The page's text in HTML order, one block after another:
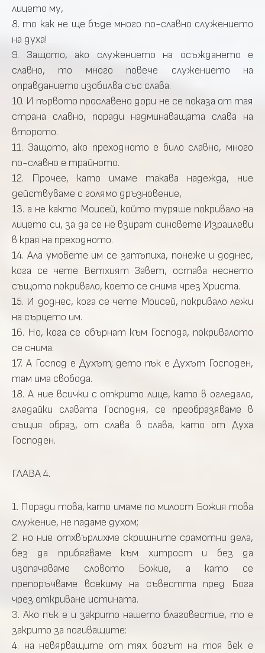
лицето му,
8. то как не ще бъде много по-славно служението
на духа!
9. Защото, ако служението на осъждането е
славно, то много повече служението на
оправданието изобилва със слава.
10. И първото прославено дори не се показа от тая
страна славно, поради надминаващата слава на
второто.
11. Защото, ако преходното е било славно, много
по-славно е трайното.
12. Прочее, като имаме такава надежда, ние
действуваме с голямо дръзновение,
13. а не както Моисей, който туряше покривало на
лицето си, за да се не взират синовете Израилеви
в края на преходното.
14. Ала умовете им се затъпиха, понеже и доднес,
кога се чете Ветхият Завет, остава неснето
същото покривало, което се снима чрез Христа.
15. И доднес, кога се чете Моисей, покривало лежи
на сърцето им.
16. Но, кога се обърнат към Господа, покривалото
се снима.
17. А Господ е Духът; дето пък е Духът Господен,
там има свобода.
18. А ние всички с открито лице, като в огледало,
гледайки славата Господня, се преобразяваме в
същия образ, от слава в слава, като от Духа
Господен.
ГЛАВА 4.
1. Поради това, като имаме по милост Божия това
служение, не падаме духом;
2. но ние отхвърлихме скришните срамотни дела,
без да прибягваме към хитрост и без да
изопачаваме словото Божие, а като се
препоръчваме всекиму на съвестта пред Бога
чрез откриване истината.
3. Ако пък е и закрито нашето благовестие, то е
закрито за погиващите:
4. на невярващите от тях богът на тоя век е